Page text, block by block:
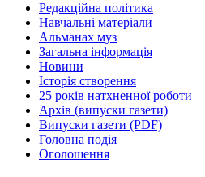
Редакційна політика
Навчальні матеріали
Альманах муз
Загальна інформація
Новини
Історія створення
25 років натхненної роботи
Архів (випуски газети)
Випуски газети (PDF)
Головна подія
Оголошення